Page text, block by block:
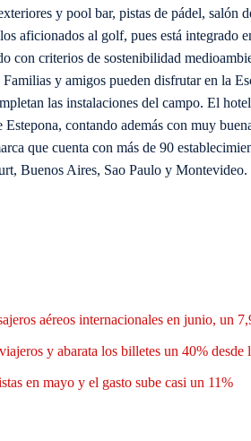
y pool bar, pistas de pádel, salón
aficionados al golf, pues está integrado
con criterios de sostenibilidad
y amigos pueden disfrutar en la
las instalaciones del campo. El
contando además con muy
que cuenta con más de 90
Buenos Aires, Sao Paulo y Montevideo.
aéreos internacionales en junio, un
y abarata los billetes un 40% desde
en mayo y el gasto sube casi un 11%